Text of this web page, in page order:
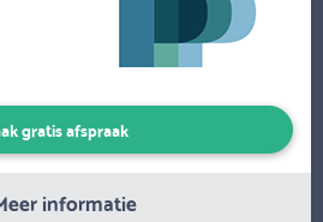
gratis afspraak
informatie